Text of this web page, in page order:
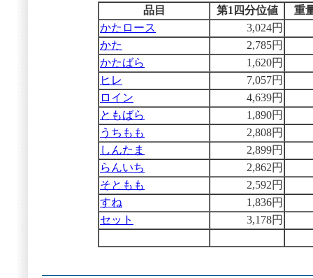
品目 第1四分位値
重
かたロース
3,024円
かた
2,785円
かたばら
1,620円
ヒレ
7,057円
ロイン
4,639円
ともばら
1,890円
うちもも
2,808円
しんたま
2,899円
らんいち
2,862円
そともも
2,592円
すね
1,836円
セット
3,178円